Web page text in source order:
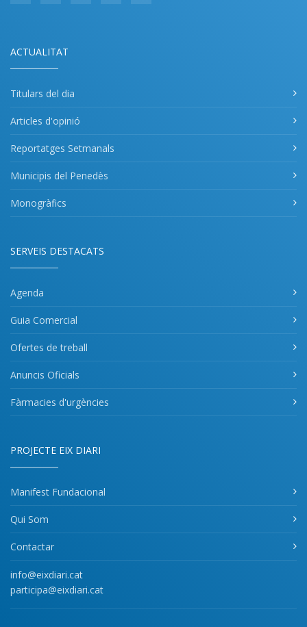
ACTUALITAT
Titulars del dia
Articles d'opinió
Reportatges Setmanals
Municipis del Penedès
Monogràfics
SERVEIS DESTACATS
Agenda
Guia Comercial
Ofertes de treball
Anuncis Oficials
Fàrmacies d'urgències
PROJECTE EIX DIARI
Manifest Fundacional
Qui Som
Contactar
info@eixdiari.cat
participa@eixdiari.cat